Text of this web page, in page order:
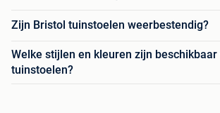
Zijn Bristol tuinstoelen weerbestendig?
Welke stijlen en kleuren zijn
tuinstoelen?